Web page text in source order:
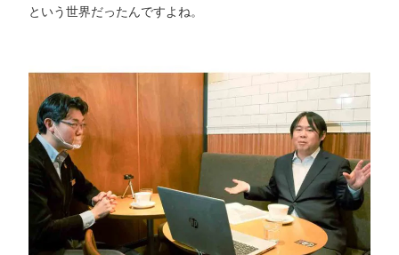
という世界だったんですよね。